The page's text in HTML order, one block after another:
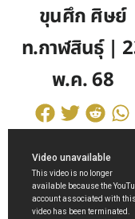
ขุนศึก ศิษย์
ท.กาฬสินธุ์ |
พ.ค. 68